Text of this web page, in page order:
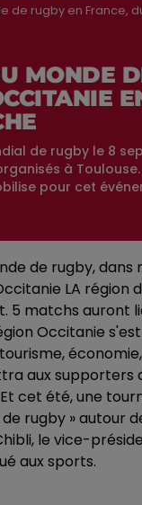
de rugby en France,
MONDE
de rugby le 8
à
pour cet
de rugby, dans
LA région
5 matchs auront
Occitanie
aux supporters
cet été, une
rugby » autour
le vice-
aux sports.